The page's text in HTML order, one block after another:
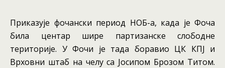
Приказује фочански период НОБ-а, када је Фоча
била центар шире партизанске слободне
територије. У Фочи је тада боравио ЦК КПЈ и
Врховни штаб на челу са Јосипом Брозом Титом.